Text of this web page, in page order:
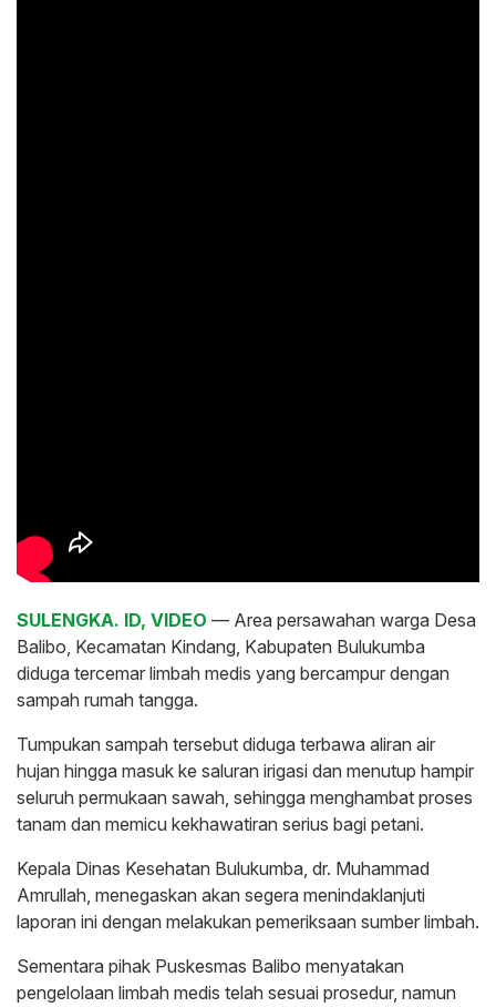
SULENGKA. ID, VIDEO — Area persawahan warga Desa
Balibo, Kecamatan Kindang, Kabupaten Bulukumba
diduga tercemar limbah medis yang bercampur dengan
sampah rumah tangga.
Tumpukan sampah tersebut diduga terbawa aliran air
hujan hingga masuk ke saluran irigasi dan menutup hampir
seluruh permukaan sawah, sehingga menghambat proses
tanam dan memicu kekhawatiran serius bagi petani.
Kepala Dinas Kesehatan Bulukumba, dr. Muhammad
Amrullah, menegaskan akan segera menindaklanjuti
laporan ini dengan melakukan pemeriksaan sumber limbah.
Sementara pihak Puskesmas Balibo menyatakan
pengelolaan limbah medis telah sesuai prosedur, namun